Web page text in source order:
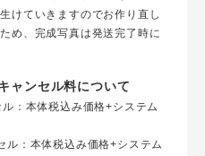
けていきますのでお作り直し
め、完成写真は発送完了時に
ャンセル料について
：本体税込み価格+システム
ル：本体税込み価格+システム